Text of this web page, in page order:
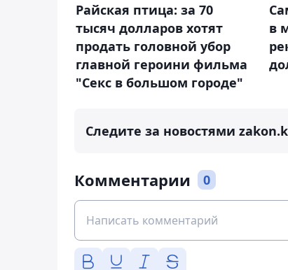
Райская птица: за 70
тысяч долларов хотят
продать головной убор
главной героини фильма
"Секс в большом городе"
в
Следите за новостями
Комментарии 0